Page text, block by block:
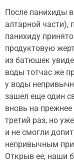
После панихиды
алтарной части),
панихиду
продуктовую
из батюшек
воды тотчас же
у воды
зашел еще один
вновь на
третий раз, но
и не смогли
непривычным
Открыв ее, наши